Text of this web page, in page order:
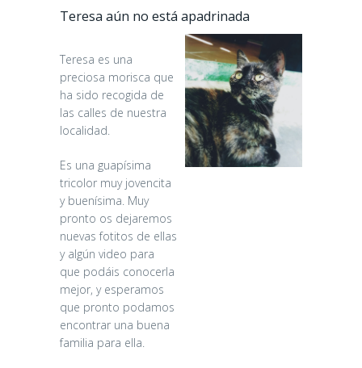
Teresa aún no está apadrinada
Teresa es una
preciosa morisca que
ha sido recogida de
las calles de nuestra
localidad.
Es una guapísima
tricolor muy jovencita
y buenísima. Muy
pronto os dejaremos
nuevas fotitos de ellas
y algún video para
que podáis conocerla
mejor, y esperamos
que pronto podamos
encontrar una buena
familia para ella.